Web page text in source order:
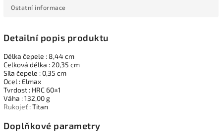
Ostatní informace
Detailní popis produktu
Délka čepele : 8,44 cm
Celková délka : 20,35 cm
Síla čepele : 0,35 cm
Ocel : Elmax
Tvrdost : HRC 60±1
Váha : 132,00 g
Rukojeť : Titan
Doplňkové parametry